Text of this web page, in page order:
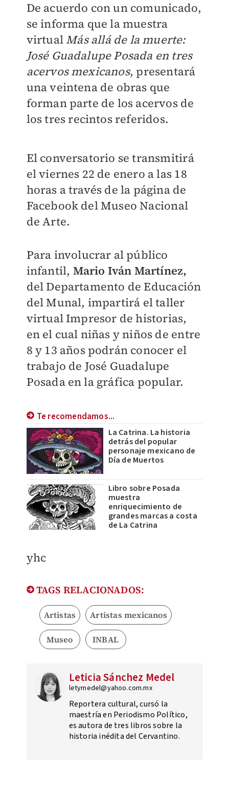
De acuerdo con un comunicado,
se informa que la muestra
virtual Más allá de la muerte:
José Guadalupe Posada en tres
acervos mexicanos, presentará
una veintena de obras que
forman parte de los acervos de
los tres recintos referidos.
El conversatorio se transmitirá
el viernes 22 de enero a las 18
horas a través de la página de
Facebook del Museo Nacional
de Arte.
Para involucrar al público
infantil, Mario Iván Martínez,
del Departamento de Educación
del Munal, impartirá el taller
virtual Impresor de historias,
en el cual niñas y niños de entre
8 y 13 años podrán conocer el
trabajo de José Guadalupe
Posada en la gráfica popular.
Te recomendamos...
La Catrina. La historia
detrás del popular
personaje mexicano de
Día de Muertos
Libro sobre Posada
muestra
enriquecimiento de
grandes marcas a costa
de La Catrina
yhc
TAGS RELACIONADOS:
Artistas Artistas mexicanos
Museo INBAL
Leticia Sánchez Medel
letymedel@yahoo.com.mx
Reportera cultural, cursó la
maestría en Periodismo Político,
es autora de tres libros sobre la
historia inédita del Cervantino.